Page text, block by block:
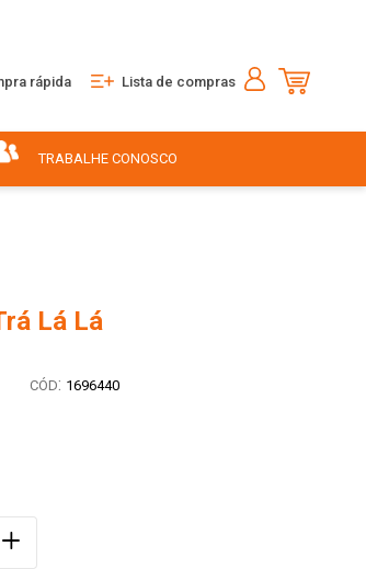
rápida Lista de compras
TRABALHE CONOSCO
Lá Lá
: 1696440
＋